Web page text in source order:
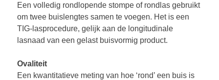
Een volledig rondlopende stompe of rondlas gebruikt
om twee buislengtes samen te voegen. Het is een
TIG-lasprocedure, gelijk aan de longitudinale
lasnaad van een gelast buisvormig product.
Ovaliteit
Een kwantitatieve meting van hoe ‘rond’ een buis is